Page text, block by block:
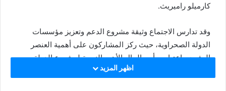
كارميلو راميريث.
وقد تدارس الاجتماع وثيقة مشروع الدعم وتعزيز مؤسسات
الدولة الصحراوية، حيث ركز المشاركون على أهمية العنصر
البشري بإعتباره رأس المال الأهم بالنسبة لمشروع الدولة
والثورة من خلال تأهيل الإطارات، وكذا السبل الممكنة لحركة
اظهر المزيد